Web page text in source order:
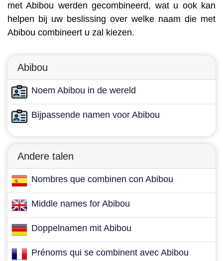
met Abibou werden gecombineerd, wat u ook kan
helpen bij uw beslissing over welke naam die met
Abibou combineert u zal kiezen.
Abibou
Noem Abibou in de wereld
Bijpassende namen voor Abibou
Andere talen
Nombres que combinen con Abibou
Middle names for Abibou
Doppelnamen mit Abibou
Prénoms qui se combinent avec Abibou